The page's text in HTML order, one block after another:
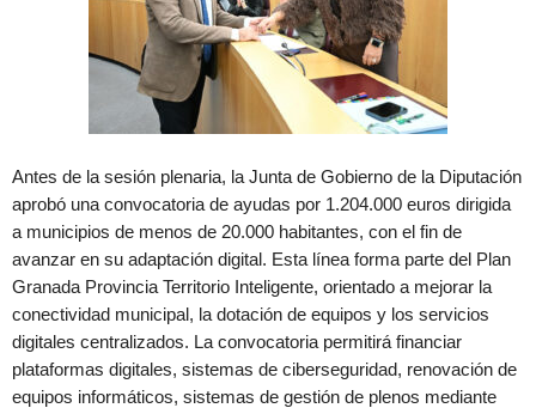
Antes de la sesión plenaria, la Junta de Gobierno de la Diputación
aprobó una convocatoria de ayudas por 1.204.000 euros dirigida
a municipios de menos de 20.000 habitantes, con el fin de
avanzar en su adaptación digital. Esta línea forma parte del Plan
Granada Provincia Territorio Inteligente, orientado a mejorar la
conectividad municipal, la dotación de equipos y los servicios
digitales centralizados. La convocatoria permitirá financiar
plataformas digitales, sistemas de ciberseguridad, renovación de
equipos informáticos, sistemas de gestión de plenos mediante